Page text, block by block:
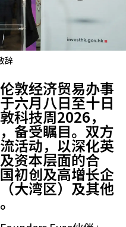
辞
敦经济贸易办事
六月八日至十日
科技周2026，
备受瞩目。双方
活动，以深化英
资本层面的合
初创及高增长企
大湾区）及其他